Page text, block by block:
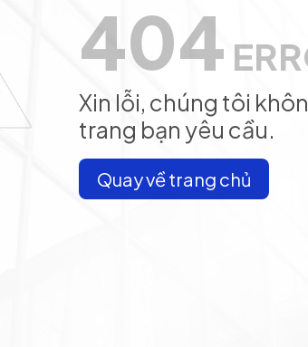
404
Xin lỗi, chúng tôi
trang bạn yêu cầu.
Quay về trang chủ